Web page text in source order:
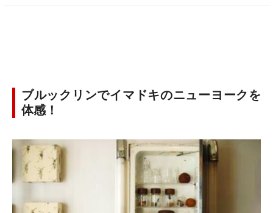
ブルックリンでイマドキのニューヨークを
体感！